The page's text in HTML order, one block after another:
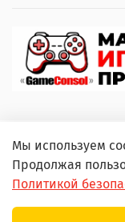
© 2000–2026
контента без
Мы используем
Продолжая
Политикой